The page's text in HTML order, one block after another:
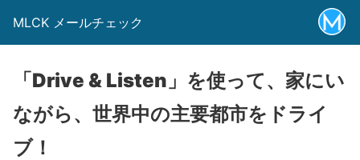
MLCK メールチェック
「Drive & Listen」を使って、家にい
ながら、世界中の主要都市をドライ
ブ！